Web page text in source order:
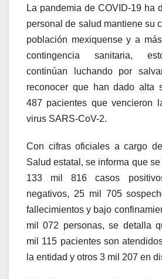
La pandemia de COVID-19 ha
personal de salud mantiene su
población mexiquense y a
contingencia sanitaria,
continúan luchando por
reconocer que han dado alta
487 pacientes que vencieron
virus SARS-CoV-2.
Con cifras oficiales a cargo
Salud estatal, se informa que
133 mil 816 casos
negativos, 25 mil 705
fallecimientos y bajo
mil 072 personas, se detalla
mil 115 pacientes son
la entidad y otros 3 mil 207 en